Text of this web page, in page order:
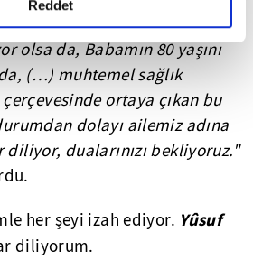
lütfentıklayınız.
Reddet
üzmüştür. (…)Bir evlat olarak
olsa da, Babamın 80 yaşını
(…) muhtemel sağlık
ortaya çıkan bu
dolayı ailemiz adına
dualarınızı bekliyoruz."
her şeyi izah ediyor. Yûsuf
diliyorum.